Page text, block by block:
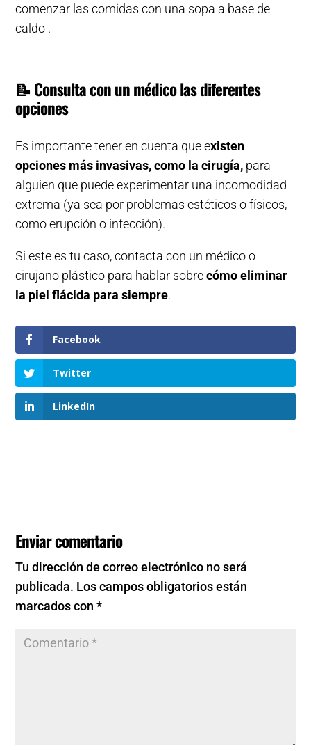
comenzar las comidas con una sopa a base de
caldo .
📝 Consulta con un médico las diferentes
opciones
Es importante tener en cuenta que existen
opciones más invasivas, como la cirugía, para
alguien que puede experimentar una incomodidad
extrema (ya sea por problemas estéticos o físicos,
como erupción o infección).
Si este es tu caso, contacta con un médico o
cirujano plástico para hablar sobrecómo eliminar
la piel flácida para siempre.
Facebook
Twitter
LinkedIn
Enviar comentario
Tu dirección de correo electrónico no será
publicada. Los campos obligatorios están
marcados con*